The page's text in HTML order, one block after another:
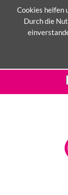
Cookies helfen
Durch die